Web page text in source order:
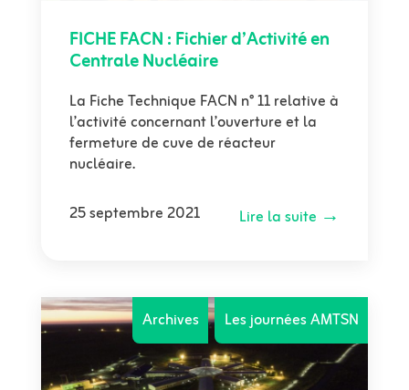
FICHE FACN : Fichier d’Activité en
Centrale Nucléaire
La Fiche Technique FACN n° 11 relative à
l’activité concernant l’ouverture et la
fermeture de cuve de réacteur
nucléaire.
25 septembre 2021
Lire la suite →
Archives , Les journées AMTSN